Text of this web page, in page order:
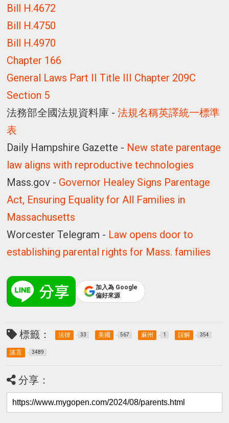
Bill H.4672
Bill H.4750
Bill H.4970
Chapter 166
General Laws Part II Title III Chapter 209C
Section 5
法務部全國法規資料庫 -法規名稱英譯統一標準
表
Daily Hampshire Gazette - New state parentage
law aligns with reproductive technologies
Mass.gov - Governor Healey Signs Parentage
Act, Ensuring Equality for All Families in
Massachusetts
Worcester Telegram - Law opens door to
establishing parental rights for Mass. families
加入為 Google
偏好來源
標籤： 法律 33 美國 567 麻州 1 誤解 354
謠言 3489
分享：